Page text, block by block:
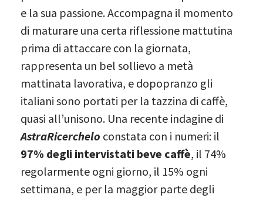
e la sua passione. Accompagna il momento
di maturare una certa riflessione mattutina
prima di attaccare con la giornata,
rappresenta un bel sollievo a metà
mattinata lavorativa, e dopopranzo gli
italiani sono portati per la tazzina di caffè,
quasi all’unisono. Una recente indagine di
AstraRicerchelo constata con i numeri: il
97% degli intervistati beve caffè, il 74%
regolarmente ogni giorno, il 15% ogni
settimana, e per la maggior parte degli